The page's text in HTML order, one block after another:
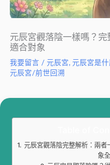
元辰宮觀落陰一樣嗎？完
適合對象
我要留言 / 元辰宮, 元辰宮是什
元辰宮/前世回溯
元辰宮觀落陰完整解析：兩
象